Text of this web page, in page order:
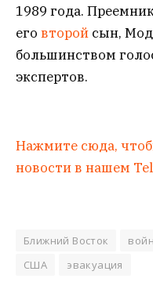
1989 года.
его второй сын,
большинством
экспертов.
Нажмите сюда,
новости в нашем
Ближний Восток
США
эвакуация